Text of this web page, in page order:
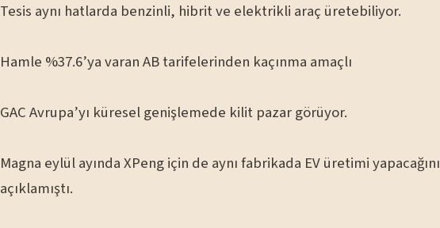
Tesis aynı hatlarda benzinli, hibrit ve elektrikli araç üretebiliyor.
Hamle %37.6’ya varan AB tarifelerinden kaçınma amaçlı
GAC Avrupa’yı küresel genişlemede kilit pazar görüyor.
Magna eylül ayında XPeng için de aynı fabrikada EV üretimi yapacağını
açıklamıştı.